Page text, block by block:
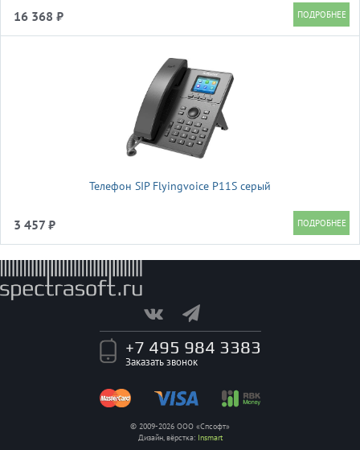
16 368 ₽
Телефон SIP Flyingvoice P11S серый
3 457 ₽
+7 495 984 3383
Заказать звонок
© 2009-2026 ООО «Спсофт»
Дизайн, вёрстка: Insmart